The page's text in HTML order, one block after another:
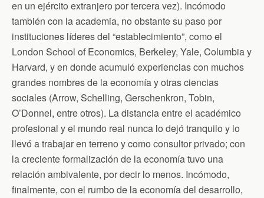
en un ejército extranjero por tercera vez). Incómodo
también con la academia, no obstante su paso por
instituciones líderes del “establecimiento”, como el
London School of Economics, Berkeley, Yale, Columbia y
Harvard, y en donde acumuló experiencias con muchos
grandes nombres de la economía y otras ciencias
sociales (Arrow, Schelling, Gerschenkron, Tobin,
O’Donnel, entre otros). La distancia entre el académico
profesional y el mundo real nunca lo dejó tranquilo y lo
llevó a trabajar en terreno y como consultor privado; con
la creciente formalización de la economía tuvo una
relación ambivalente, por decir lo menos. Incómodo,
finalmente, con el rumbo de la economía del desarrollo,